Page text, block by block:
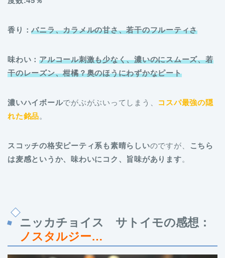
香り：バニラ、カラメルの甘さ、若干のフルーティさ
味わい：アルコール刺激も少なく、濃いのにスムーズ、若
干のレーズン、柑橘？奥のほうにわずかなピート
濃いハイボールでがぶがぶいってしまう、 コスパ最強の隠
れた銘品。
スコッチの格安ピーティ系も素晴らしいのですが、
こちら
は麦感というか、味わいにコク、旨味があります。
ニッカチョイス サトイモの感想：
ノスタルジー…